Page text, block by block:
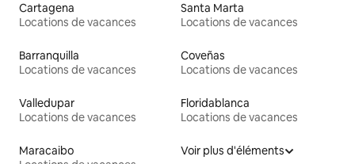
Cartagena
Locations de vacances
Santa Marta
Locations de vacances
Barranquilla
Locations de vacances
Coveñas
Locations de vacances
Valledupar
Locations de vacances
Floridablanca
Locations de vacances
Maracaibo
Voir plus d'éléments